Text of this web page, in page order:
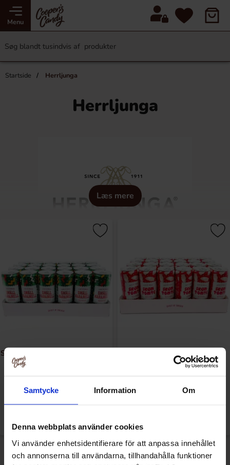
Samtycke Information Om
Denna webbplats använder cookies
Vi använder enhetsidentifierare för att anpassa innehållet
och annonserna till användarna, tillhandahålla funktioner
Menu
Startside Herrljunga
Herrljunga
Læs mere
Smällkaramell Läsk 33cl x 24st
559 kr
Skumtomteläsk 33cl x 24st
(helt flak)
499 kr